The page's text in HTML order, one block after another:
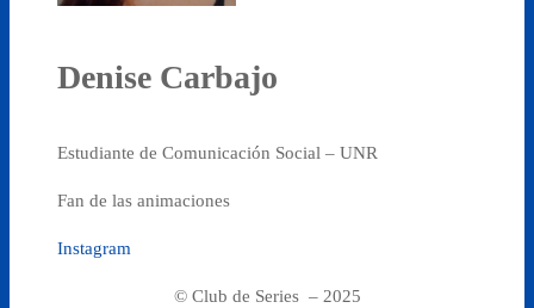
Denise Carbajo
Estudiante de Comunicación Social – UNR
Fan de las animaciones
Instagram
© Club de Series – 2025